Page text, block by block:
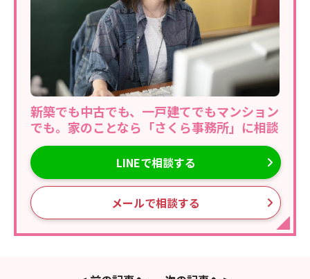
新築でも中古でも、一戸建てでもマンション
でも。家のことなら「さくら事務所」に相談
LINEで相談する
メールで相談する